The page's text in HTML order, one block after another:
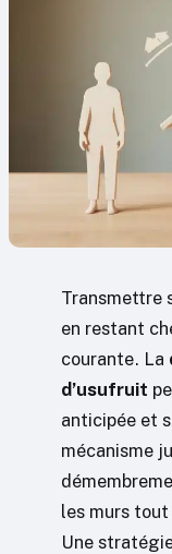
Transmettre
en restant
courante. La
d’usufruit
anticipée et
mécanisme
les murs tout
Une